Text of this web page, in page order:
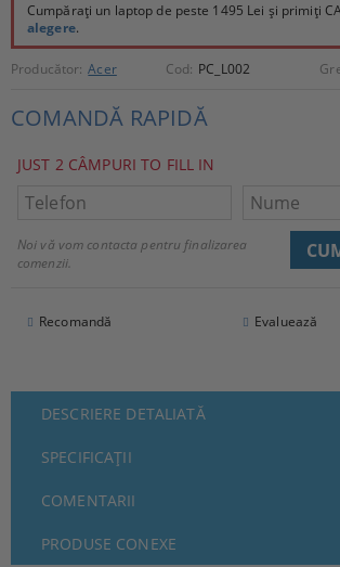
Cumpărați un laptop de peste 1495 Lei și primiți
alegere.
Producător: Acer Cod: PC_L002
COMANDĂ RAPIDĂ
JUST 2 CÂMPURI TO FILL IN
Noi vă vom contacta pentru finalizarea
comenzii.
Recomandă Evaluează
DESCRIERE DETALIATĂ
SPECIFICAȚII
COMENTARII
PRODUSE CONEXE